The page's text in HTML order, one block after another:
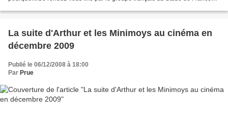
La suite d'Arthur et les Minimoys au cinéma en
décembre 2009
Publié le 06/12/2008 à 18:00
Par Prue